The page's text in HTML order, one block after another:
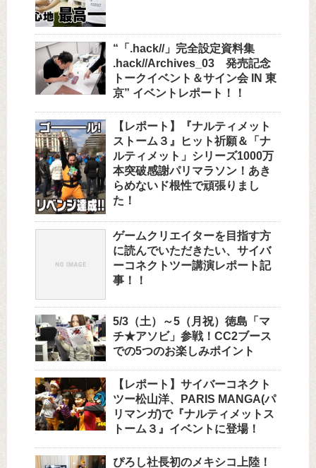
“「.hack//」完全設定資料集
.hack//Archives_03 発売記念
トークイベント＆サイン会 IN 東
京” イベントレポート！！
【レポート】『ナルティメット
ストーム３』ヒット祈願＆「ナ
ルティメット」シリーズ1000万
本突破感謝パリマラソン！あき
らめないド根性で頑張りまし
た！
ゲームクリエイターを目指す方
に読んでいただきたい、サイバ
ーコネクトツー講演レポート記
事！！
5/3（土）～5（月祝）徳島「マ
チ★アソビ」参戦！CC2ブース
での5つのお楽しみポイント
【レポート】サイバーコネクト
ツー松山洋、PARIS MANGA(パ
リマンガ)で『ナルティメットス
トーム３』イベントに登場！
ぴろし社長初のメキシコ上陸！